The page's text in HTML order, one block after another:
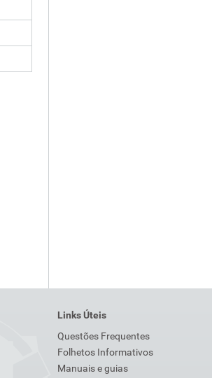
Links Úteis
Questões Frequentes
Folhetos Informativos
Manuais e guias